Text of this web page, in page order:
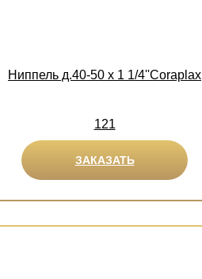
Ниппель д.40-50 х 1 1/4''Coraplax
121
ЗАКАЗАТЬ